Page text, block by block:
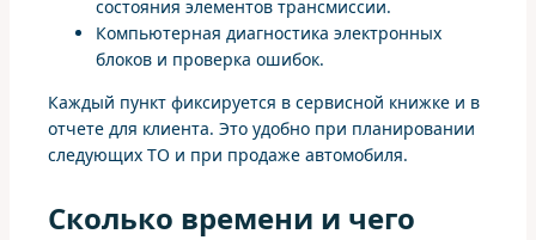
состояния элементов трансмиссии.
Компьютерная диагностика электронных
блоков и проверка ошибок.
Каждый пункт фиксируется в сервисной книжке и в
отчете для клиента. Это удобно при планировании
следующих ТО и при продаже автомобиля.
Сколько времени и чего